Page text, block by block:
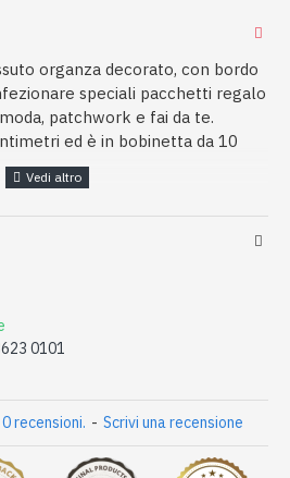
organza decorato, con bordo
speciali pacchetti regalo
patchwork e fai da te.
ed è in bobinetta da 10
0101
recensioni. - Scrivi una recensione